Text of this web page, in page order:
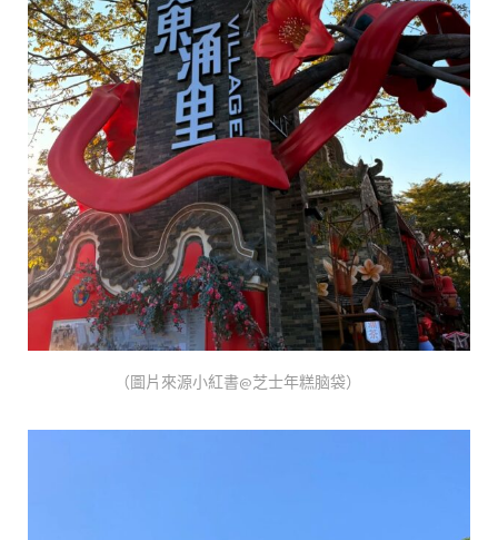
（圖片來源小紅書@芝士年糕脑袋）